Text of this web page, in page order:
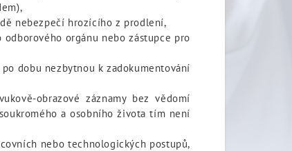
nebezpečí hrozícího z prodlení,
orgánu nebo zástupce pro
dobu nezbytnou k zadokumentování
obrazové záznamy bez vědomí
a osobního života tím není
nebo technologických postupů,